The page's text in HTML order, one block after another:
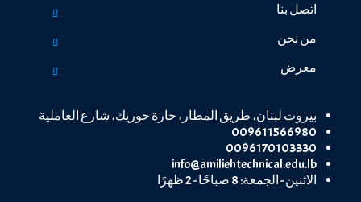
اتصل بنا
من نحن
معرض
بيروت لبنان، طريق المطار، حارة حوريك، شارع العاملية
009611566980
0096170103330
info@amiliehtechnical.edu.lb
الاثنين - الجمعة: 8 صباحًا - 2 ظهرًا